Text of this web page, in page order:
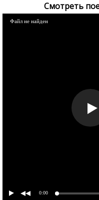
Смотреть
Файл не найден
0:00